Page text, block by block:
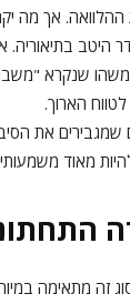
ההלוואה. אך מה
היטב בתיאוריה.
משהו שנקרא
הארוך.
שמגבירים את
מאוד
זה מתאימה